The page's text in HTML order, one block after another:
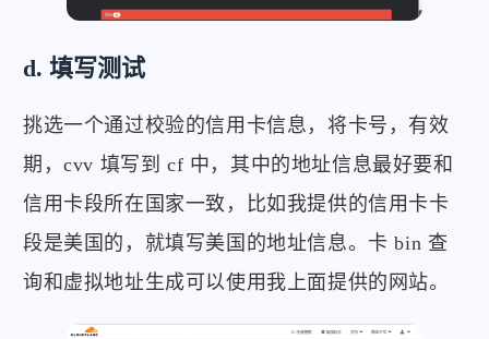
d. 填写测试
挑选一个通过校验的信用卡信息，将卡号，有效
期，cvv 填写到 cf 中，其中的地址信息最好要和
信用卡段所在国家一致，比如我提供的信用卡卡
段是美国的，就填写美国的地址信息。卡 bin 查
询和虚拟地址生成可以使用我上面提供的网站。